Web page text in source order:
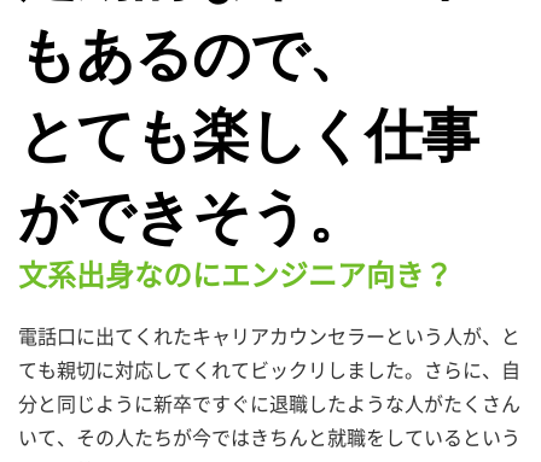
もあるので、
とても楽しく仕事
ができそう。
文系出身なのにエンジニア向き？
電話口に出てくれたキャリアカウンセラーという人が、と
ても親切に対応してくれてビックリしました。さらに、自
分と同じように新卒ですぐに退職したような人がたくさん
いて、その人たちが今ではきちんと就職をしているという